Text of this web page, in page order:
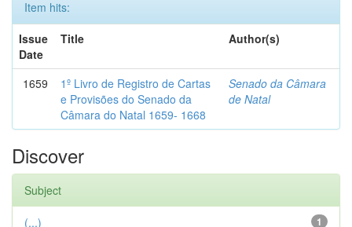
Item hits:
Issue
Date
Title Author(s)
1659
1º Livro de Registro de Cartas
e Provisões do Senado da
Câmara do Natal 1659- 1668
Senado da Câmara
de Natal
Discover
Subject
1
(...)